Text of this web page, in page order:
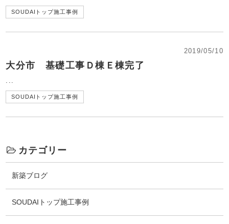
SOUDAIトップ施工事例
2019/05/10
大分市 基礎工事Ｄ棟Ｅ棟完了
...
SOUDAIトップ施工事例
カテゴリー
新築ブログ
SOUDAIトップ施工事例